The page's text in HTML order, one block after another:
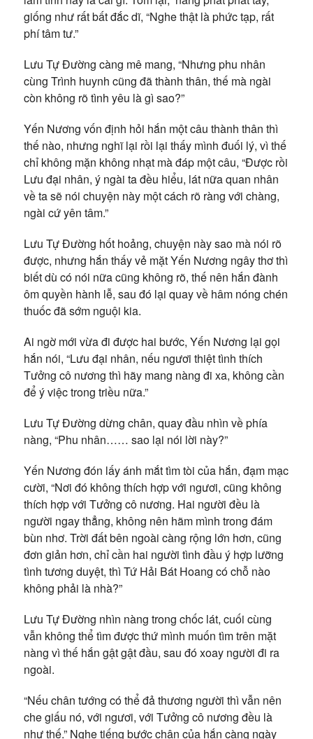
giống như rất bất đắc dĩ, “Nghe thật là phức tạp, rất
phí tâm tư.”
Lưu Tự Đường càng mê mang, “Nhưng phu nhân
cùng Trình huynh cũng đã thành thân, thế mà ngài
còn không rõ tình yêu là gì sao?”
Yến Nương vốn định hỏi hắn một câu thành thân thì
thế nào, nhưng nghĩ lại rồi lại thấy mình đuối lý, vì thế
chỉ không mặn không nhạt mà đáp một câu, “Được rồi
Lưu đại nhân, ý ngài ta đều hiểu, lát nữa quan nhân
về ta sẽ nói chuyện này một cách rõ ràng với chàng,
ngài cứ yên tâm.”
Lưu Tự Đường hốt hoảng, chuyện này sao mà nói rõ
được, nhưng hắn thấy vẻ mặt Yến Nương ngây thơ thì
biết dù có nói nữa cũng không rõ, thế nên hắn đành
ôm quyền hành lễ, sau đó lại quay về hâm nóng chén
thuốc đã sớm nguội kia.
Ai ngờ mới vừa đi được hai bước, Yến Nương lại gọi
hắn nói, “Lưu đại nhân, nếu ngươi thiệt tình thích
Tưởng cô nương thì hãy mang nàng đi xa, không cần
để ý việc trong triều nữa.”
Lưu Tự Đường dừng chân, quay đầu nhìn về phía
nàng, “Phu nhân…… sao lại nói lời này?”
Yến Nương đón lấy ánh mắt tìm tòi của hắn, đạm mạc
cười, “Nơi đó không thích hợp với ngươi, cũng không
thích hợp với Tưởng cô nương. Hai người đều là
người ngay thẳng, không nên hãm mình trong đám
bùn nhơ. Trời đất bên ngoài càng rộng lớn hơn, cũng
đơn giản hơn, chỉ cần hai người tình đầu ý hợp lưỡng
tình tương duyệt, thì Tứ Hải Bát Hoang có chỗ nào
không phải là nhà?”
Lưu Tự Đường nhìn nàng trong chốc lát, cuối cùng
vẫn không thể tìm được thứ mình muốn tìm trên mặt
nàng vì thế hắn gật gật đầu, sau đó xoay người đi ra
ngoài.
“Nếu chân tướng có thể đả thương người thì vẫn nên
che giấu nó, với ngươi, với Tưởng cô nương đều là
như thế.” Nghe tiếng bước chân của hắn càng ngày